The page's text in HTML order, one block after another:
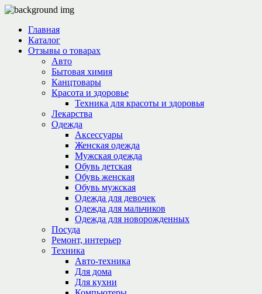
Главная
Каталог
Отзывы о товарах
Авто
Бытовая химия
Канцтовары
Красота и здоровье
Техника для красоты и здоровья
Лекарства
Одежда
Аксессуары
Женская одежда
Мужская одежда
Обувь детская
Обувь женская
Обувь мужская
Одежда для девочек
Одежда для мальчиков
Одежда для новорожденных
Посуда
Ремонт, интерьер
Техника
Авто-техника
Для дома
Для кухни